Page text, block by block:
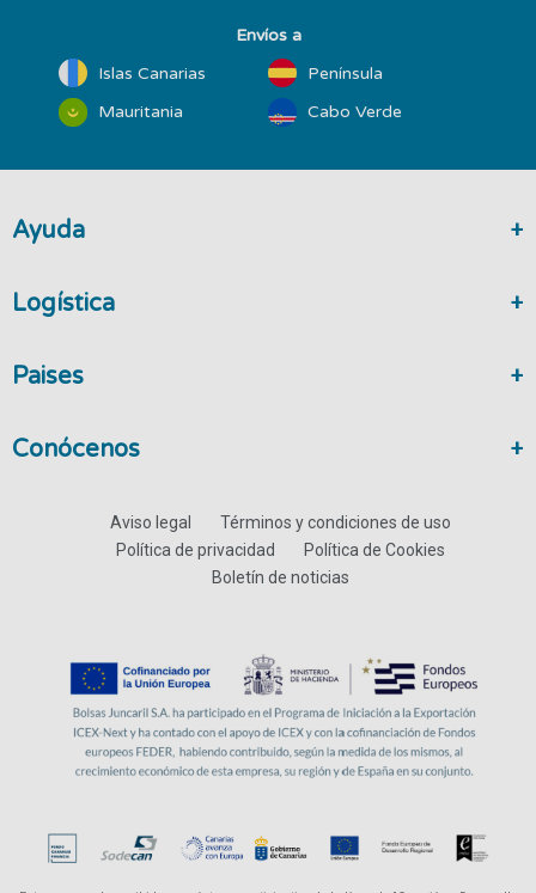
Envíos a
Islas Canarias
Península
Mauritania
Cabo Verde
Ayuda
Logística
Paises
Conócenos
Aviso legal
Términos y condiciones de uso
Política de privacidad
Política de Cookies
Boletín de noticias